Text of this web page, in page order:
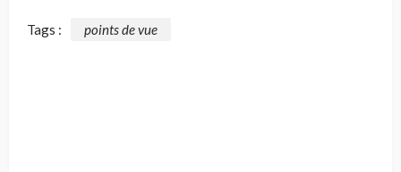
Tags : points de vue